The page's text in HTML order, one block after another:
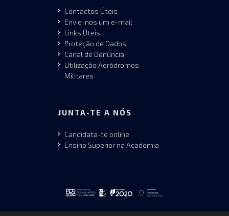
Contactos Úteis
Envie-nos um e-mail
Links Úteis
Proteção de Dados
Canal de Denúncia
Utilização Aeródromos
Militares
JUNTA-TE A NÓS
Candidata-te online
Ensino Superior na Academia